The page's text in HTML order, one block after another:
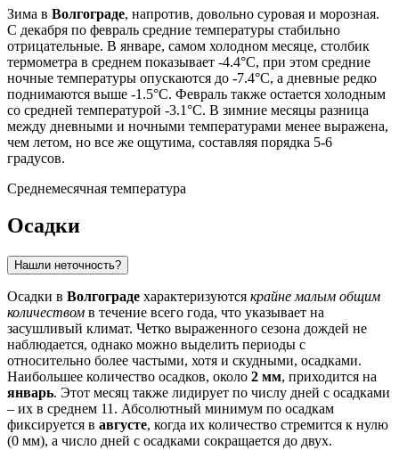
Зима в Волгограде, напротив, довольно суровая и морозная.
С декабря по февраль средние температуры стабильно
отрицательные. В январе, самом холодном месяце, столбик
термометра в среднем показывает -4.4°C, при этом средние
ночные температуры опускаются до -7.4°C, а дневные редко
поднимаются выше -1.5°C. Февраль также остается холодным
со средней температурой -3.1°C. В зимние месяцы разница
между дневными и ночными температурами менее выражена,
чем летом, но все же ощутима, составляя порядка 5-6
градусов.
Среднемесячная температура
Осадки
Нашли неточность?
Осадки в Волгограде характеризуются крайне малым общим
количеством в течение всего года, что указывает на
засушливый климат. Четко выраженного сезона дождей не
наблюдается, однако можно выделить периоды с
относительно более частыми, хотя и скудными, осадками.
Наибольшее количество осадков, около 2 мм, приходится на
январь. Этот месяц также лидирует по числу дней с осадками
– их в среднем 11. Абсолютный минимум по осадкам
фиксируется в августе, когда их количество стремится к нулю
(0 мм), а число дней с осадками сокращается до двух.